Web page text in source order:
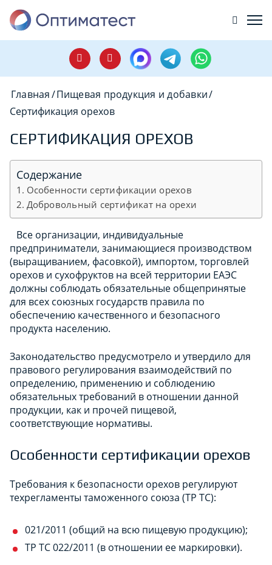
Главная/Пищевая продукция и добавки/
Сертификация орехов
СЕРТИФИКАЦИЯ ОРЕХОВ
Содержание
Особенности сертификации орехов
Добровольный сертификат на орехи
Все организации, индивидуальные
предприниматели, занимающиеся производством
(выращиванием, фасовкой), импортом, торговлей
орехов и сухофруктов на всей территории ЕАЭС
должны соблюдать обязательные общепринятые
для всех союзных государств правила по
обеспечению качественного и безопасного
продукта населению.
Законодательство предусмотрело и утвердило для
правового регулирования взаимодействий по
определению, применению и соблюдению
обязательных требований в отношении данной
продукции, как и прочей пищевой,
соответствующие нормативы.
Особенности сертификации орехов
Требования к безопасности орехов регулируют
техрегламенты таможенного союза (ТР ТС):
021/2011 (общий на всю пищевую продукцию);
ТР ТС 022/2011 (в отношении ее маркировки).